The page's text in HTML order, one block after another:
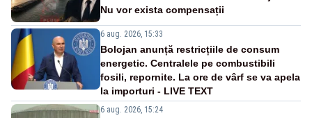
Nu vor exista compensații
6 aug. 2026, 15:33
Bolojan anunță restricțiile de consum
energetic. Centralele pe combustibili
fosili, repornite. La ore de vârf se va apela
la importuri - LIVE TEXT
6 aug. 2026, 15:24